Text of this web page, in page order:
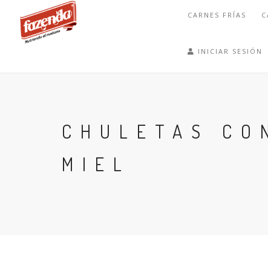
CARNES FRÍAS
INICIAR SESIÓN
CHULETAS
MIEL